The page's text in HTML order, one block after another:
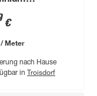
1000
€
Meter
nach Hause
in Troisdorf